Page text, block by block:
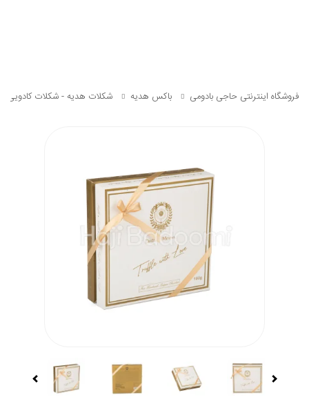
فروشگاه اینترنتی حاجی بادومی باکس هدیه شکلات هدیه - شکلات کادویی